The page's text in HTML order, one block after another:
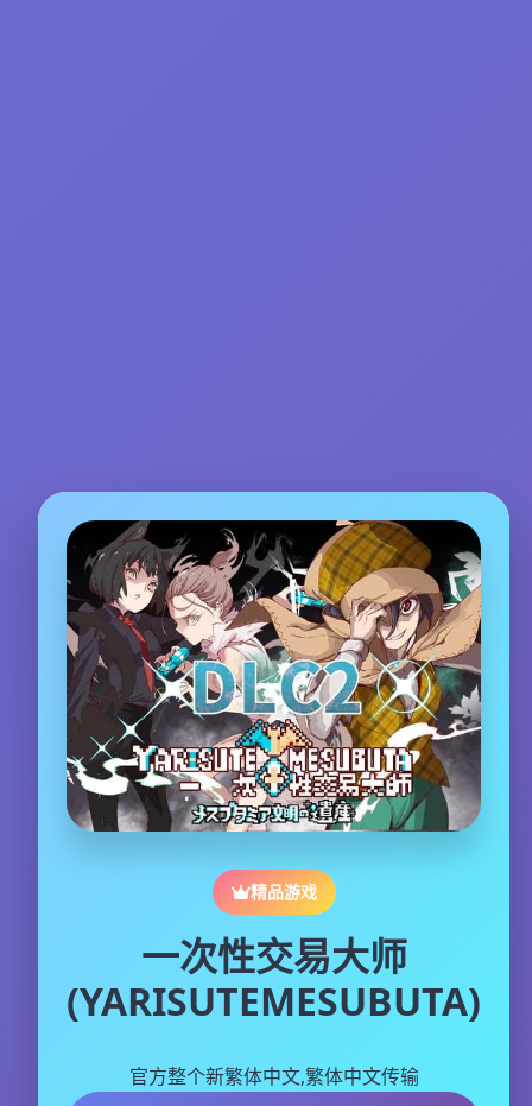
精品游戏
一次性交易大师
(YARISUTEMESUBUTA)
官方整个新繁体中文,繁体中文传输